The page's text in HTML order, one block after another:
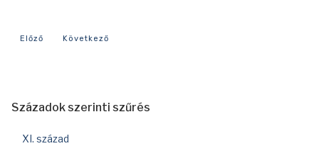
Előző cikk: 1706-os év eseményei
Előző Következő cikk: 1646-os év eseményei
Következő
Századok szerinti szűrés
XI. század